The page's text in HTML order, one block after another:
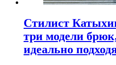
Стилист
три модели
идеально